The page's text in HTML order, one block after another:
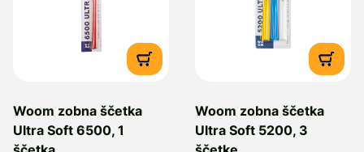
Woom zobna ščetka
Ultra Soft 6500, 1
Woom zobna ščetka
Ultra Soft 5200, 3